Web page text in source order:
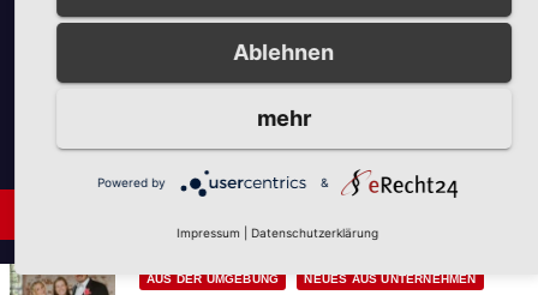
Unsere Partner
AUS DER UMGEBUNG NEUES AUS UNTERNEHMEN
Ablehnen
mehr
Powered by &
Impressum Datenschutzerklärung